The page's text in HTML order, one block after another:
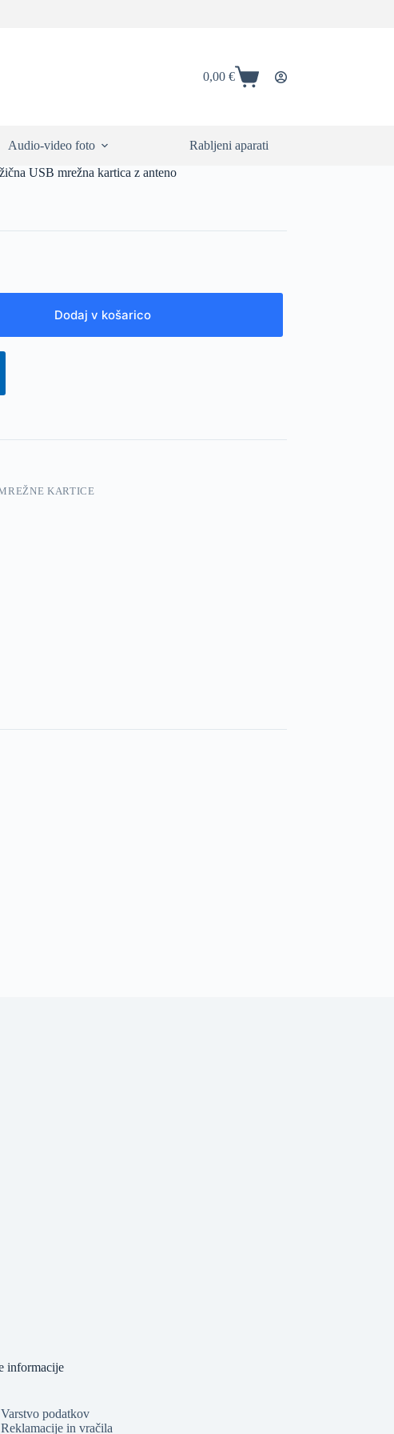
Shopping
0,00 €
Audio-video foto
Rabljeni aparati
USB mrežna kartica z anteno
Dodaj v košarico
KARTICE
informacije
Varstvo podatkov
Reklamacije in vračila